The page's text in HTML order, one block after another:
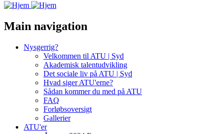
Main navigation
Nysgerrig?
Velkommen til ATU | Syd
Akademisk talentudvikling
Det sociale liv på ATU | Syd
Hvad siger ATU'erne?
Sådan kommer du med på ATU
FAQ
Forløbsoversigt
Gallerier
ATU'er